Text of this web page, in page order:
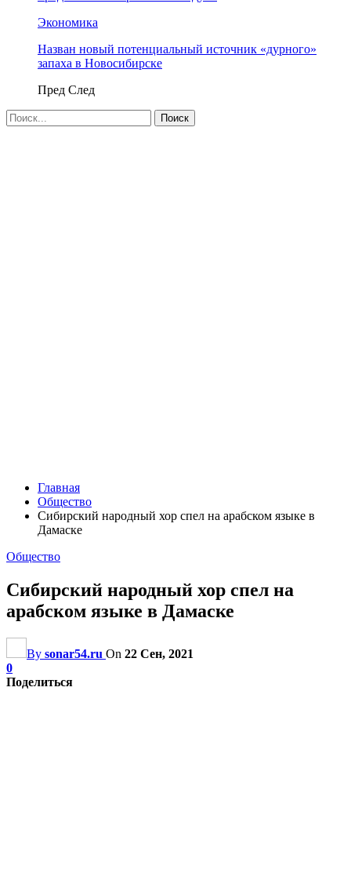
Экономика
Назван новый потенциальный источник «дурного»
запаха в Новосибирске
Пред След
Главная
Общество
Сибирский народный хор спел на арабском языке в
Дамаске
Общество
Сибирский народный хор спел на
арабском языке в Дамаске
By sonar54.ru On 22 Сен, 2021
0
Поделиться